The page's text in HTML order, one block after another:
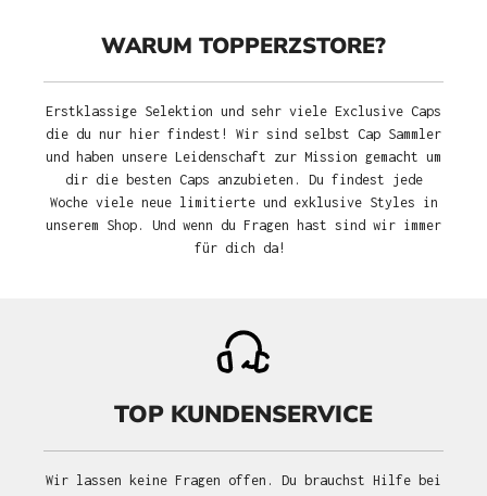
WARUM TOPPERZSTORE?
Erstklassige Selektion und sehr viele Exclusive Caps
die du nur hier findest! Wir sind selbst Cap Sammler
und haben unsere Leidenschaft zur Mission gemacht um
dir die besten Caps anzubieten. Du findest jede
Woche viele neue limitierte und exklusive Styles in
unserem Shop. Und wenn du Fragen hast sind wir immer
für dich da!
TOP KUNDENSERVICE
Wir lassen keine Fragen offen. Du brauchst Hilfe bei